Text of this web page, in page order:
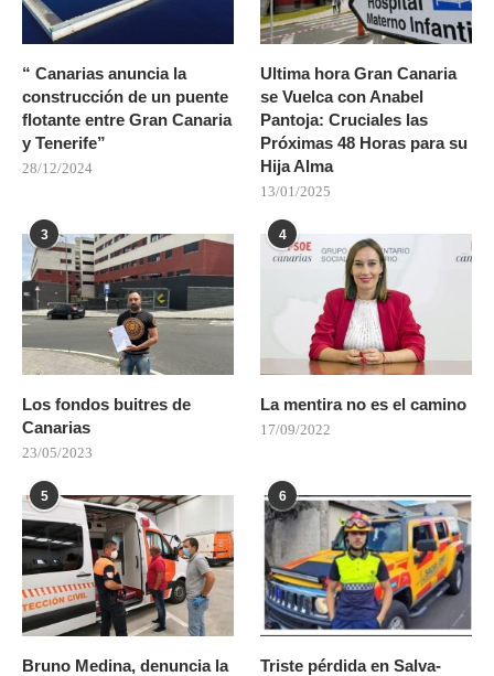
“ Canarias anuncia la
construcción de un puente
flotante entre Gran Canaria
y Tenerife”
28/12/2024
Ultima hora Gran Canaria
se Vuelca con Anabel
Pantoja: Cruciales las
Próximas 48 Horas para su
Hija Alma
13/01/2025
3
Los fondos buitres de
Canarias
23/05/2023
4
La mentira no es el camino
17/09/2022
5
Bruno Medina, denuncia la
6
Triste pérdida en Salva-